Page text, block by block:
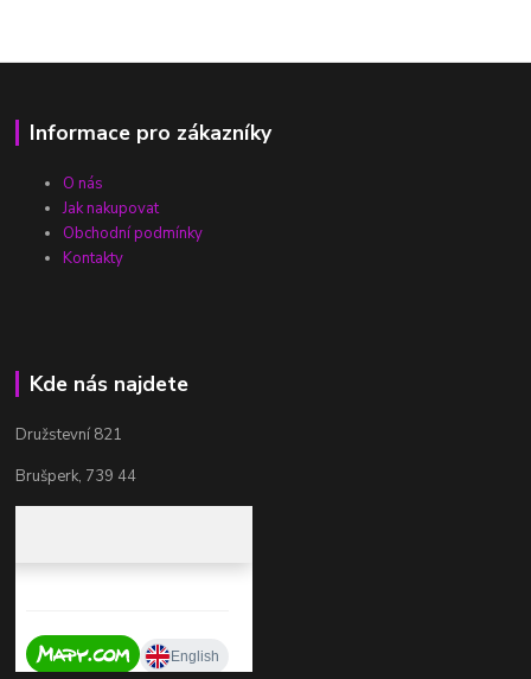
Informace pro zákazníky
O nás
Jak nakupovat
Obchodní podmínky
Kontakty
Kde nás najdete
Družstevní 821
Brušperk, 739 44